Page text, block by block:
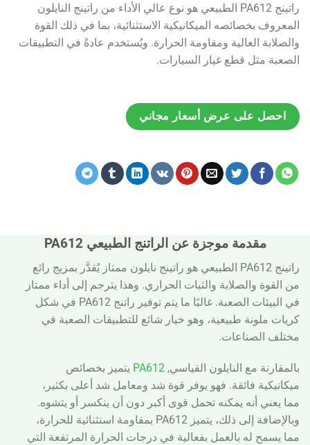
راتينج PA612 الطبيعي هو نوع عالي الأداء من راتينج النايلون
المعروف بخصائصه الميكانيكية الاستثنائية، بما في ذلك القوة
والصلابة العالية ومقاومة الحرارة. ويُستخدم عادةً في التطبيقات
الصعبة مثل قطع غيار السيارات.
احصل على عرض أسعار مجاني
مقدمة موجزة عن الراتنج الطبيعي PA612
راتينج PA612 الطبيعي هو راتينج نايلون ممتاز يُقدَّر بمزيج رائع
من القوة والصلابة والثبات الحراري. وهذا يترجم إلى أداء ممتاز
في البيئات الصعبة. غالبًا ما يتم توفير راتنج PA612 في شكل
كريات ملونة طبيعية، وهو خيار شائع للتطبيقات الصعبة في
مختلف الصناعات.
بالمقارنة مع النايلون القياسي, PA612 يتميز بخصائص
ميكانيكية فائقة. فهو يوفر قوة شد ومعامل شد أعلى بكثير،
مما يعني أنه يمكنه تحمل قوى أكبر دون أن ينكسر أو يتشوه.
وبالإضافة إلى ذلك، يتميز PA612 بمقاومة استثنائية للحرارة،
مما يسمح له بالعمل بفعالية في درجات الحرارة المرتفعة التي